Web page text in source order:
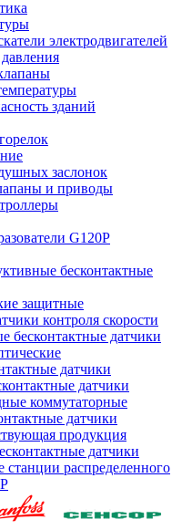
электродвигателей
зданий
заслонок
и приводы
G120P
бесконтактные
защитные
контроля скорости
бесконтактные датчики
датчики
датчики
коммутаторные
датчики
продукция
датчики
распределенного